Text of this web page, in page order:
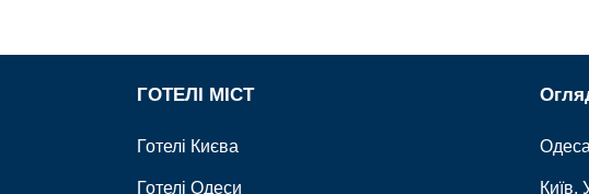
ГОТЕЛІ МІСТ
Готелі Києва
Готелі Одеси
Одеса
Київ,